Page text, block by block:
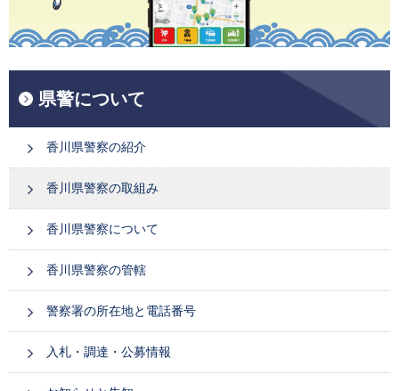
県警について
香川県警察の紹介
香川県警察の取組み
香川県警察について
香川県警察の管轄
警察署の所在地と電話番号
入札・調達・公募情報